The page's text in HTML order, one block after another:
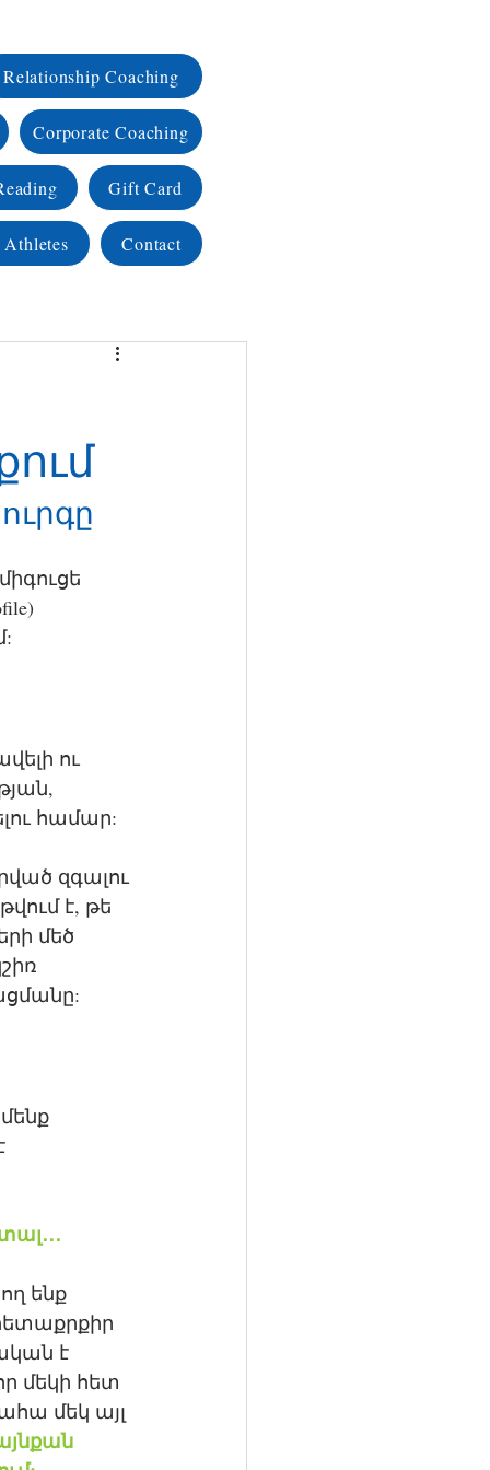
Relationship Coaching
Corporate Coaching
Gift Card
Contact
ու
համար:
զգալու
է, թե
մեծ
ենք
է
մեկի հետ
մեկ այլ